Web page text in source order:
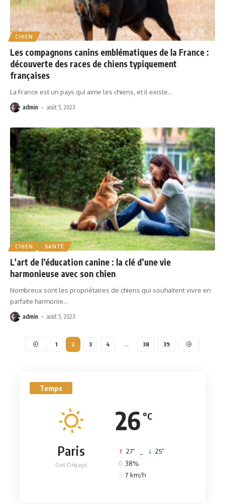
CHIEN
Les compagnons canins emblématiques de la France :
découverte des races de chiens typiquement
françaises
La France est un pays qui aime les chiens, et il existe…
admin août 5, 2023
CHIEN SANTÉ
L’art de l’éducation canine : la clé d’une vie
harmonieuse avec son chien
Nombreux sont les propriétaires de chiens qui souhaitent vivre en
parfaite harmonie…
admin août 5, 2023
1 2 3 4 … 38 39
Temps
26 °C
Paris
Ciel Dégagé
27° 25°
38%
7 km/h